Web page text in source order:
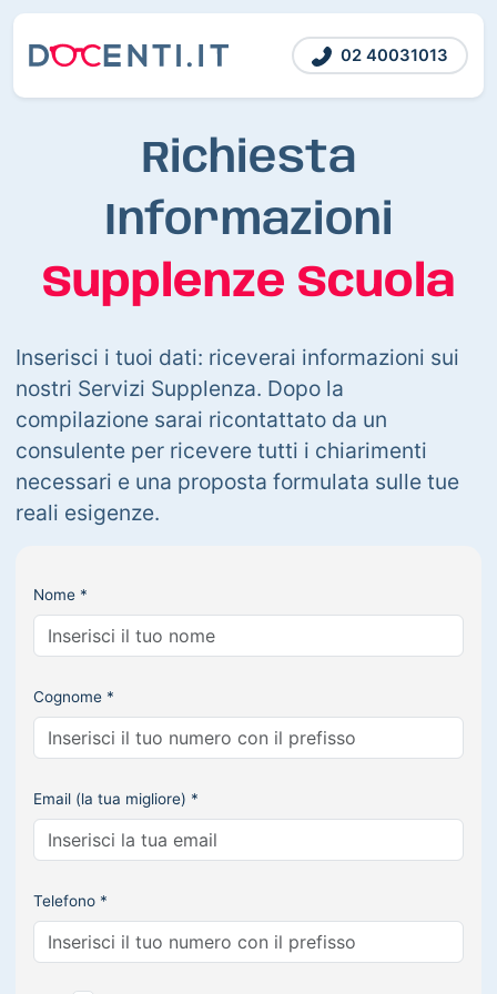
02 40031013
Richiesta
Informazioni
Supplenze Scuola
Inserisci i tuoi dati: riceverai informazioni sui
nostri Servizi Supplenza. Dopo la
compilazione sarai ricontattato da un
consulente per ricevere tutti i chiarimenti
necessari e una proposta formulata sulle tue
reali esigenze.
Nome *
Cognome *
Email (la tua migliore) *
Telefono *